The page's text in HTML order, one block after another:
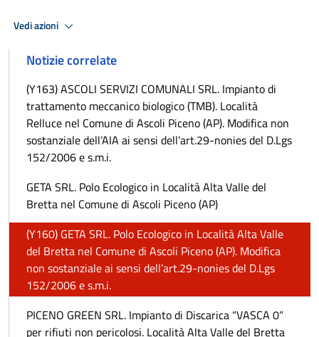
Vedi azioni
Notizie correlate
(Y163) ASCOLI SERVIZI COMUNALI SRL. Impianto di
trattamento meccanico biologico (TMB). Località
Relluce nel Comune di Ascoli Piceno (AP). Modifica non
sostanziale dell’AIA ai sensi dell’art.29-nonies del D.Lgs
152/2006 e s.m.i.
GETA SRL. Polo Ecologico in Località Alta Valle del
Bretta nel Comune di Ascoli Piceno (AP)
(Y160) GETA SRL. Polo Ecologico in Località Alta Valle
del Bretta nel Comune di Ascoli Piceno (AP). Modifica
non sostanziale ai sensi dell’art.29-nonies del D.Lgs
152/2006 e s.m.i.
PICENO GREEN SRL. Impianto di Discarica “VASCA 0”
per rifiuti non pericolosi. Località Alta Valle del Bretta